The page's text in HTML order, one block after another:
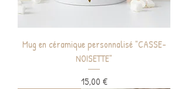
Mug en céramique personnalisé "CASSE-
NOISETTE"
Prix
15,00 €